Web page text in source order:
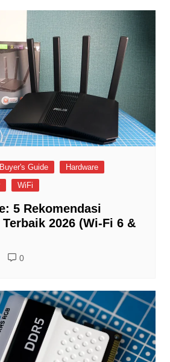
Buyer's Guide
Hardware
WiFi
5 Rekomendasi
2026 (Wi-Fi 6 &
0